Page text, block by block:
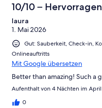
10/10 –
laura
1. Mai 2026
Gut: Sauberkeit, Check-in,
Onlineauftritts
Mit Google übersetzen
Better than amazing! Such a
Aufenthalt von 4 Nächten im
0